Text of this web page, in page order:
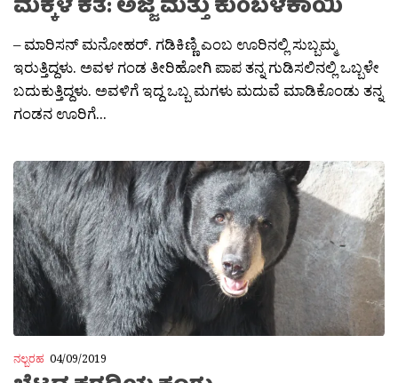
ಮಕ್ಕಳ ಕತೆ: ಅಜ್ಜಿ ಮತ್ತು ಕುಂಬಳಕಾಯಿ
– ಮಾರಿಸನ್ ಮನೋಹರ್. ಗಡಿಕಿಣ್ಣಿ ಎಂಬ ಊರಿನಲ್ಲಿ ಸುಬ್ಬಮ್ಮ‌
ಇರುತ್ತಿದ್ದಳು. ಅವಳ ಗಂಡ ತೀರಿಹೋಗಿ ಪಾಪ ತನ್ನ ಗುಡಿಸಲಿನಲ್ಲಿ ಒಬ್ಬಳೇ
ಬದುಕುತ್ತಿದ್ದಳು. ಅವಳಿಗೆ ಇದ್ದ ಒಬ್ಬ ಮಗಳು ಮದುವೆ ಮಾಡಿಕೊಂಡು ತನ್ನ
ಗಂಡನ ಊರಿಗೆ...
ನಲ್ಬರಹ 04/09/2019